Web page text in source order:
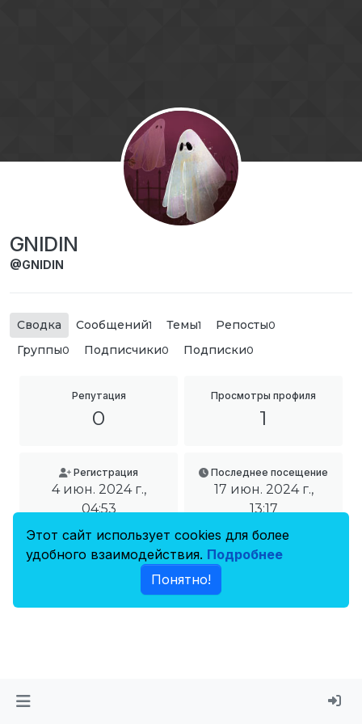
GNIDIN
@GNIDIN
Сводка Сообщений1 Темы1 Репосты0
Группы0 Подписчики0 Подписки0
Репутация
0
Просмотры профиля
1
Регистрация
4 июн. 2024 г.,
04:53
Последнее посещение
17 июн. 2024 г.,
13:17
Этот сайт использует cookies для более
удобного взаимодействия. Подробнее
Понятно!